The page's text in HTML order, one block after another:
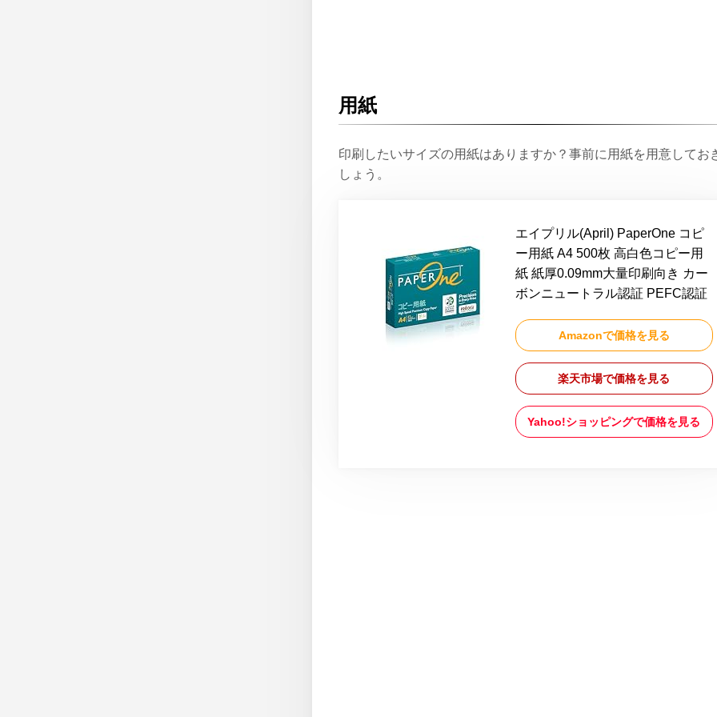
用紙
印刷したいサイズの用紙はありますか？事前に用紙を用意してお
しょう。
エイプリル(April) PaperOne コピ
ー用紙 A4 500枚 高白色コピー用
紙 紙厚0.09mm大量印刷向き カー
ボンニュートラル認証 PEFC認証
Amazonで価格を見る
楽天市場で価格を見る
Yahoo!ショッピングで価格を見る